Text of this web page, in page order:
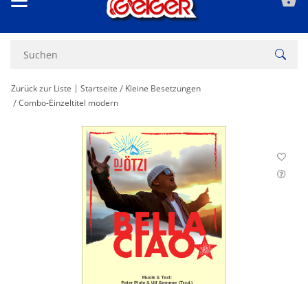
Zurück zur Liste Startseite
Kleine Besetzungen
Combo-Einzeltitel modern